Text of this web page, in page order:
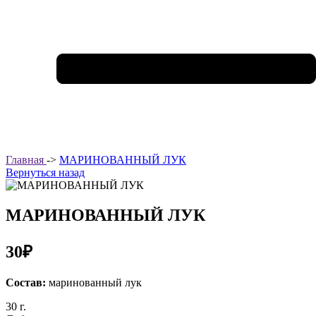
Главная -> МАРИНОВАННЫЙ ЛУК
Вернуться назад
МАРИНОВАННЫЙ ЛУК
30₽
Состав: маринованный лук
30 г.